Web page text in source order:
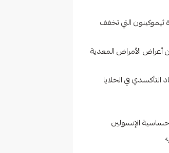
التي تخفف
أعراض الأمراض المعدية
في الخلايا
الإنسولين